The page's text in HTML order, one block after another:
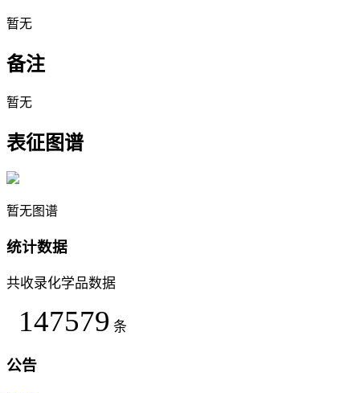
暂无
备注
暂无
表征图谱
暂无图谱
统计数据
共收录化学品数据
147579 条
公告